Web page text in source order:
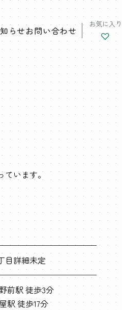
らせお問い合わせ
お気に入り
います。
目詳細未定
前駅 徒歩3分
駅 徒歩17分